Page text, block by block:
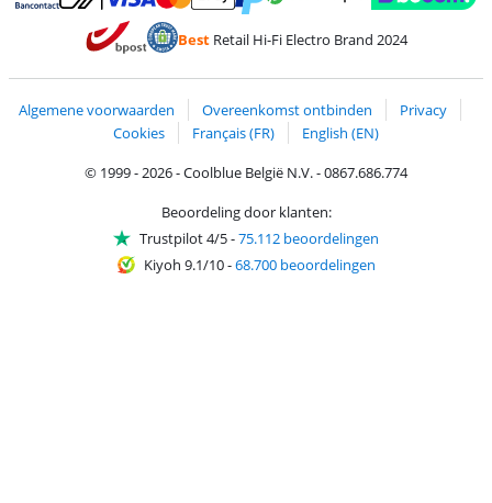
Betalen met Bancontact
Betalen met MasterCard en Visa via ClickToPay
Betalen met PayPal
BestRetail Hi-Fi Electro Brand 2024
Algemene voorwaarden Overeenkomst ontbinden
Privacy
Cookies
Français (FR)
English (EN)
© 1999 - 2026 - Coolblue België N.V. - 0867.686.774
Beoordeling door klanten:
Trustpilot 4/5-75.112 beoordelingen
Kiyoh 9.1/10-68.700 beoordelingen